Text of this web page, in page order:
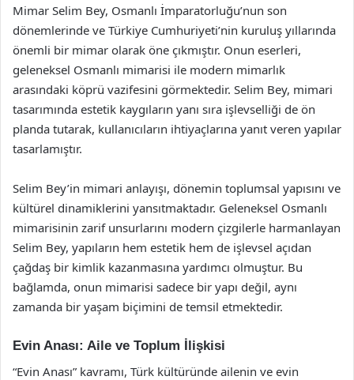
Mimar Selim Bey, Osmanlı İmparatorluğu’nun son
dönemlerinde ve Türkiye Cumhuriyeti’nin kuruluş yıllarında
önemli bir mimar olarak öne çıkmıştır. Onun eserleri,
geleneksel Osmanlı mimarisi ile modern mimarlık
arasındaki köprü vazifesini görmektedir. Selim Bey, mimari
tasarımında estetik kaygıların yanı sıra işlevselliği de ön
planda tutarak, kullanıcıların ihtiyaçlarına yanıt veren yapılar
tasarlamıştır.
Selim Bey’in mimari anlayışı, dönemin toplumsal yapısını ve
kültürel dinamiklerini yansıtmaktadır. Geleneksel Osmanlı
mimarisinin zarif unsurlarını modern çizgilerle harmanlayan
Selim Bey, yapıların hem estetik hem de işlevsel açıdan
çağdaş bir kimlik kazanmasına yardımcı olmuştur. Bu
bağlamda, onun mimarisi sadece bir yapı değil, aynı
zamanda bir yaşam biçimini de temsil etmektedir.
Evin Anası: Aile ve Toplum İlişkisi
“Evin Anası” kavramı, Türk kültüründe ailenin ve evin